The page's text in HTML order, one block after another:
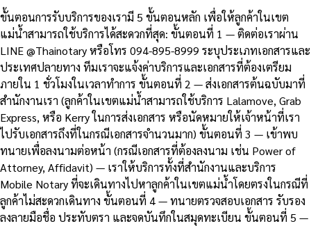
ขั้นตอนการรับบริการของเรามี 5 ขั้นตอนหลัก เพื่อให้ลูกค้าในเขต
แม่น้ำสามารถใช้บริการได้สะดวกที่สุด: ขั้นตอนที่ 1 — ติดต่อเราผ่าน
LINE @Thainotary หรือโทร 094-895-8999 ระบุประเภทเอกสารและ
ประเทศปลายทาง ทีมเราจะแจ้งค่าบริการและเอกสารที่ต้องเตรียม
ภายใน 1 ชั่วโมงในเวลาทำการ ขั้นตอนที่ 2 — ส่งเอกสารต้นฉบับมาที่
สำนักงานเรา (ลูกค้าในเขตแม่น้ำสามารถใช้บริการ Lalamove, Grab
Express, หรือ Kerry ในการส่งเอกสาร หรือนัดหมายให้เจ้าหน้าที่เรา
ไปรับเอกสารถึงที่ในกรณีเอกสารจำนวนมาก) ขั้นตอนที่ 3 — เข้าพบ
ทนายเพื่อลงนามต่อหน้า (กรณีเอกสารที่ต้องลงนาม เช่น Power of
Attorney, Affidavit) — เราให้บริการทั้งที่สำนักงานและบริการ
Mobile Notary ที่จะเดินทางไปหาลูกค้าในเขตแม่น้ำโดยตรงในกรณีที่
ลูกค้าไม่สะดวกเดินทาง ขั้นตอนที่ 4 — ทนายตรวจสอบเอกสาร รับรอง
ลงลายมือชื่อ ประทับตรา และจดบันทึกในสมุดทะเบียน ขั้นตอนที่ 5 —